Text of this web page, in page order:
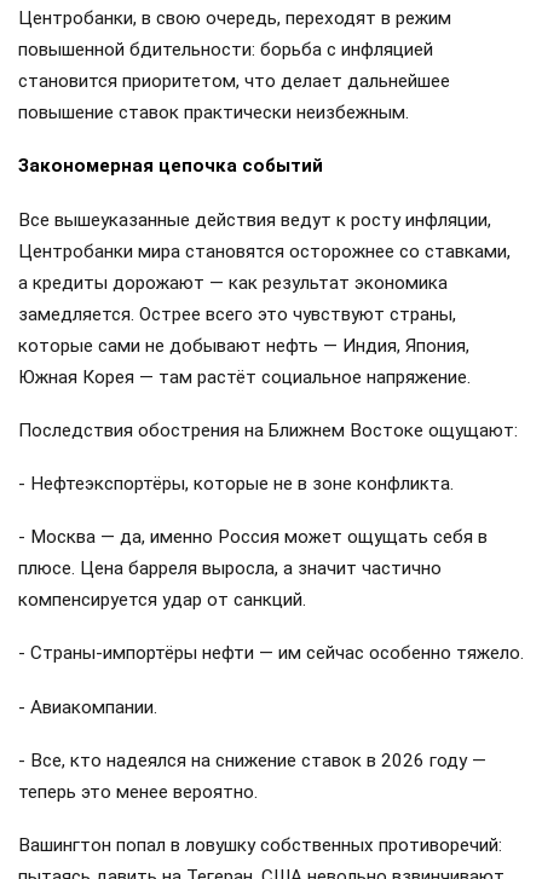
Центробанки, в свою очередь, переходят в режим
повышенной бдительности: борьба с инфляцией
становится приоритетом, что делает дальнейшее
повышение ставок практически неизбежным.
Закономерная цепочка событий
Все вышеуказанные действия ведут к росту инфляции,
Центробанки мира становятся осторожнее со ставками,
а кредиты дорожают — как результат экономика
замедляется. Острее всего это чувствуют страны,
которые сами не добывают нефть — Индия, Япония,
Южная Корея — там растёт социальное напряжение.
Последствия обострения на Ближнем Востоке ощущают:
- Нефтеэкспортёры, которые не в зоне конфликта.
- Москва — да, именно Россия может ощущать себя в
плюсе. Цена барреля выросла, а значит частично
компенсируется удар от санкций.
- Страны-импортёры нефти — им сейчас особенно тяжело.
- Авиакомпании.
- Все, кто надеялся на снижение ставок в 2026 году —
теперь это менее вероятно.
Вашингтон попал в ловушку собственных противоречий: